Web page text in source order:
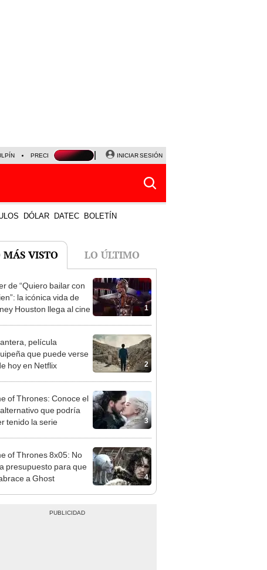
PRECIO DEL DÓLAR CORTE DE LUZ VIERNES 7 DE AGOSTO
INICIAR SESIÓN
DÓLAR DATEC BOLETÍN
MÁS VISTO LO ÚLTIMO
1
de “Quiero bailar con
la icónica vida de
Houston llega al cine
2
película
que puede verse
hoy en Netflix
3
of Thrones: Conoce el
que podría
tenido la serie
4
of Thrones 8x05: No
presupuesto para que
a Ghost